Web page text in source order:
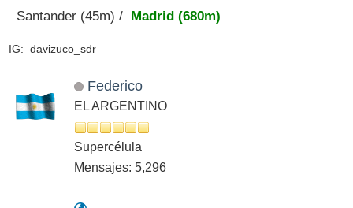
Santander (45m) / Madrid (680m)
IG: davizuco_sdr
Federico
EL ARGENTINO
Supercélula
Mensajes: 5,296